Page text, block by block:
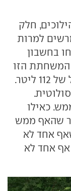
כפולה והגיר אוטומטי עם 8 הילוכים, חלק
למרות
בחשבון
המשחתת הזו
על 6.5 ק"מ לליטר, ולכן יש לו גם מכל של 112 ליטר.
כאילו
שהאף ממש
אחד לא
אף אחד לא